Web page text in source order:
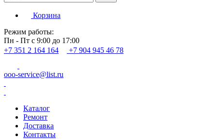
Корзина
Режим работы:
Пн - Пт с 9:00 до 17:00
+7 351 2 164 164
+7 904 945 46 78
ooo-service@list.ru
Каталог
Ремонт
Доставка
Контакты